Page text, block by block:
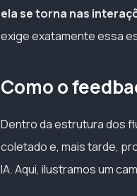
ela se torna nas
exige exatamente essa
Como o
Dentro da estrutura dos
coletado e, mais tarde,
IA. Aqui, ilustramos um